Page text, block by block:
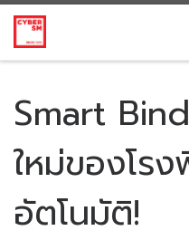
Skip to content
Smart
ใหม่ของโร
อัตโนมัติ!